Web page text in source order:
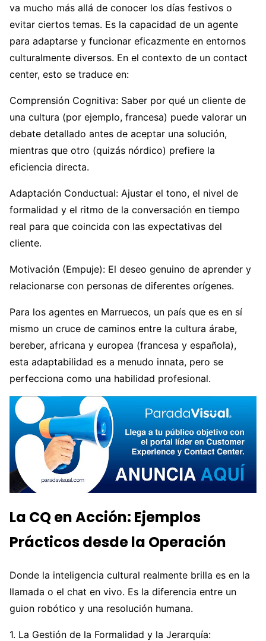
va mucho más allá de conocer los días festivos o
evitar ciertos temas. Es la capacidad de un agente
para adaptarse y funcionar eficazmente en entornos
culturalmente diversos. En el contexto de un contact
center, esto se traduce en:
Comprensión Cognitiva: Saber por qué un cliente de
una cultura (por ejemplo, francesa) puede valorar un
debate detallado antes de aceptar una solución,
mientras que otro (quizás nórdico) prefiere la
eficiencia directa.
Adaptación Conductual: Ajustar el tono, el nivel de
formalidad y el ritmo de la conversación en tiempo
real para que coincida con las expectativas del
cliente.
Motivación (Empuje): El deseo genuino de aprender y
relacionarse con personas de diferentes orígenes.
Para los agentes en Marruecos, un país que es en sí
mismo un cruce de caminos entre la cultura árabe,
bereber, africana y europea (francesa y española),
esta adaptabilidad es a menudo innata, pero se
perfecciona como una habilidad profesional.
La CQ en Acción: Ejemplos
Prácticos desde la Operación
Donde la inteligencia cultural realmente brilla es en la
llamada o el chat en vivo. Es la diferencia entre un
guion robótico y una resolución humana.
1. La Gestión de la Formalidad y la Jerarquía: